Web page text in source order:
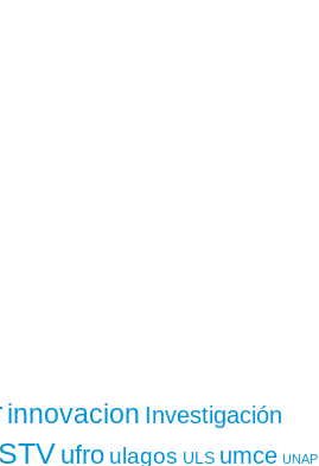
innovacion Investigación
ufro ulagos ULS umce UNAP